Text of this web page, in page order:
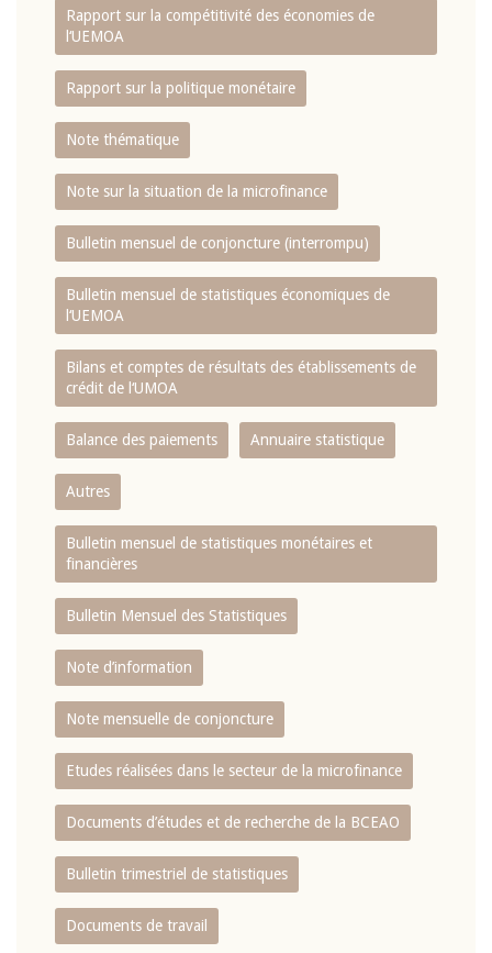
Rapport sur la compétitivité des économies de
l‘UEMOA
Rapport sur la politique monétaire
Note thématique
Note sur la situation de la microfinance
Bulletin mensuel de conjoncture (interrompu)
Bulletin mensuel de statistiques économiques de
l‘UEMOA
Bilans et comptes de résultats des établissements de
crédit de l‘UMOA
Balance des paiements Annuaire statistique
Autres
Bulletin mensuel de statistiques monétaires et
financières
Bulletin Mensuel des Statistiques
Note d’information
Note mensuelle de conjoncture
Etudes réalisées dans le secteur de la microfinance
Documents d’études et de recherche de la BCEAO
Bulletin trimestriel de statistiques
Documents de travail